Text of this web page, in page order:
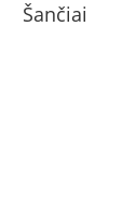
Šančiai